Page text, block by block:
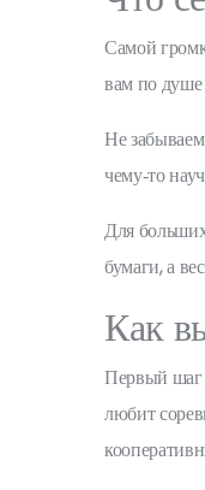
Самой
вам по душе
Не
чему‑то
Для
бумаги, а
Как
Первый шаг
любит